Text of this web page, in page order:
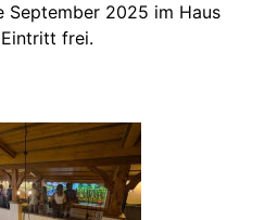
September 2025 im Haus
frei.